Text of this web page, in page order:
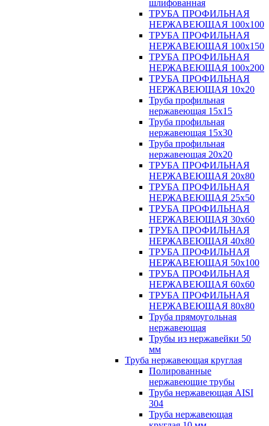
шлифованная
ТРУБА ПРОФИЛЬНАЯ
НЕРЖАВЕЮЩАЯ 100х100
ТРУБА ПРОФИЛЬНАЯ
НЕРЖАВЕЮЩАЯ 100х150
ТРУБА ПРОФИЛЬНАЯ
НЕРЖАВЕЮЩАЯ 100х200
ТРУБА ПРОФИЛЬНАЯ
НЕРЖАВЕЮЩАЯ 10х20
Труба профильная
нержавеющая 15х15
Труба профильная
нержавеющая 15х30
Труба профильная
нержавеющая 20х20
ТРУБА ПРОФИЛЬНАЯ
НЕРЖАВЕЮЩАЯ 20х80
ТРУБА ПРОФИЛЬНАЯ
НЕРЖАВЕЮЩАЯ 25х50
ТРУБА ПРОФИЛЬНАЯ
НЕРЖАВЕЮЩАЯ 30х60
ТРУБА ПРОФИЛЬНАЯ
НЕРЖАВЕЮЩАЯ 40х80
ТРУБА ПРОФИЛЬНАЯ
НЕРЖАВЕЮЩАЯ 50х100
ТРУБА ПРОФИЛЬНАЯ
НЕРЖАВЕЮЩАЯ 60х60
ТРУБА ПРОФИЛЬНАЯ
НЕРЖАВЕЮЩАЯ 80х80
Труба прямоугольная
нержавеющая
Трубы из нержавейки 50
мм
Труба нержавеющая круглая
Полированные
нержавеющие трубы
Труба нержавеющая AISI
304
Труба нержавеющая